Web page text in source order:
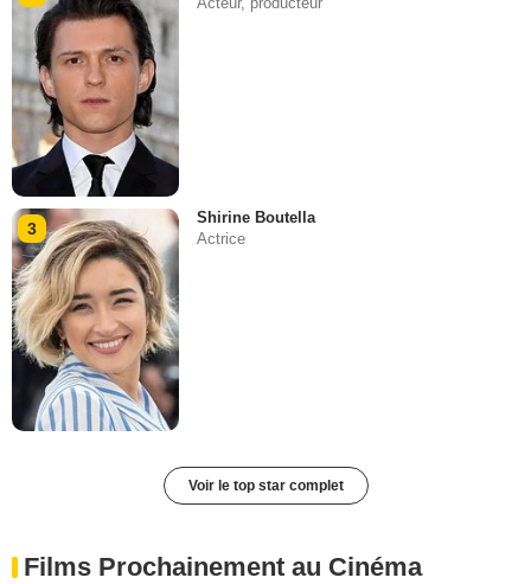
3
Shirine Boutella
Actrice
Voir le top star complet
Films Prochainement au Cinéma